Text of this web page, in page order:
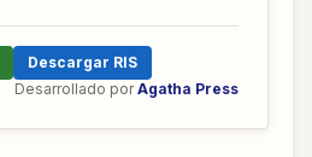
Descargar RIS
Desarrollado por Agatha Press